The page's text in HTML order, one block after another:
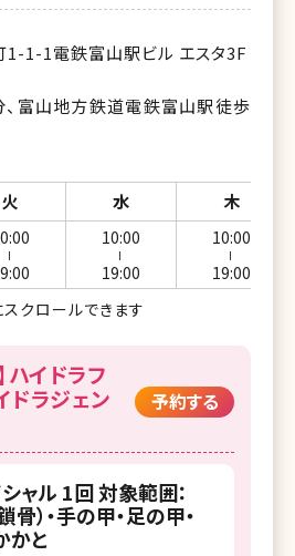
1-1電鉄富山駅ビル エスタ3F
富山地方鉄道電鉄富山駅徒歩
火 水 木
10:00
19:00
10:00
19:00
クロールできます
ハイドラフ
ドラジェン
予約する
ャル 1回 対象範囲：
骨）・手の甲・足の甲・
かと